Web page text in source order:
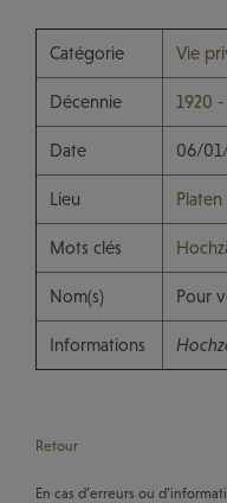
Catégorie Vie
Décennie 1920
Date 06/
Lieu Platen
Mots clés
Nom(s) Pour
Informations
Retour
En cas d’erreurs ou